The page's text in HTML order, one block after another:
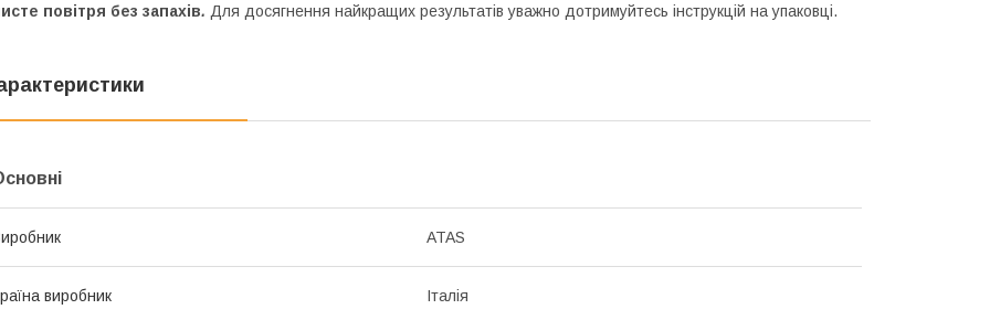
повітря без запахів. Для досягнення найкращих результатів уважно дотримуйтесь інструкцій на упаковці.
ATAS
виробник Італія